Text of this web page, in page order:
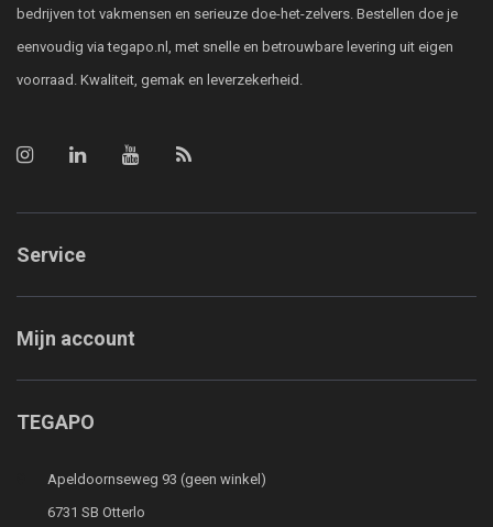
bedrijven tot vakmensen en serieuze doe-het-zelvers. Bestellen doe je
eenvoudig via tegapo.nl, met snelle en betrouwbare levering uit eigen
voorraad. Kwaliteit, gemak en leverzekerheid.
Service
Mijn account
TEGAPO
Apeldoornseweg 93 (geen winkel)
6731 SB Otterlo